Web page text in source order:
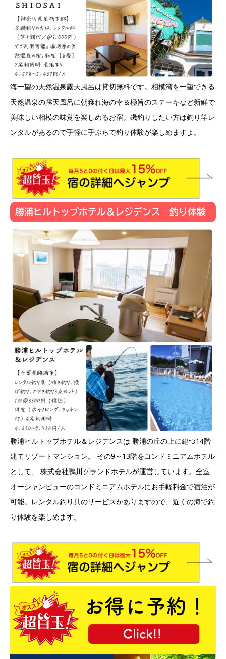
海一望の天然温泉露天風呂は貸切無料です。相模湾を一望できる
天然温泉の露天風呂に朝獲れ海の幸＆極旨のステーキなど新鮮で
美味しい相模の味覚を楽しめるお宿。磯釣りしたい方は釣り竿レ
ンタルがあるので手軽に手ぶらで釣り体験が楽しめますよ。
勝浦ヒルトップホテル＆レジデンス 釣り体験
勝浦ヒルトップホテル＆レジデンスは 勝浦の丘の上に建つ14階
建てリゾートマンション。 その9～13階をコンドミニアムホテル
として、 株式会社鴨川グランドホテルが運営しています。全室
オーシャンビューのコンドミニアムホテルにお手軽料金で宿泊が
可能。レンタル釣り具のサービスがありますので、近くの海で釣
り体験を楽しめます。